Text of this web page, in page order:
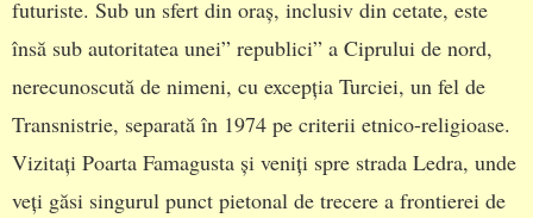
futuriste. Sub un sfert din oraș, inclusiv din cetate, este
însă sub autoritatea unei” republici” a Ciprului de nord,
nerecunoscută de nimeni, cu excepția Turciei, un fel de
Transnistrie, separată în 1974 pe criterii etnico-religioase.
Vizitați Poarta Famagusta și veniți spre strada Ledra, unde
veți găsi singurul punct pietonal de trecere a frontierei de